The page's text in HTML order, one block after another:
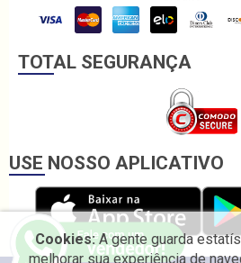
TOTAL SEGURANÇA
USE NOSSO APLICATIVO
Cookies:A gente guarda
melhorar sua experiência de